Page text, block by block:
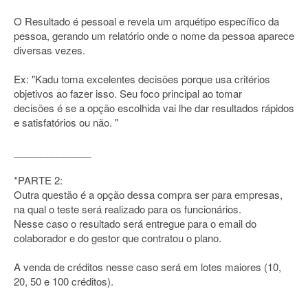
O Resultado é pessoal e revela um arquétipo específico da
pessoa, gerando um relatório onde o nome da pessoa aparece
diversas vezes.
Ex: "Kadu toma excelentes decisões porque usa critérios
objetivos ao fazer isso. Seu foco principal ao tomar
decisões é se a opção escolhida vai lhe dar resultados rápidos
e satisfatórios ou não. "
*PARTE 2:
Outra questão é a opção dessa compra ser para empresas,
na qual o teste será realizado para os funcionários.
Nesse caso o resultado será entregue para o email do
colaborador e do gestor que contratou o plano.
A venda de créditos nesse caso será em lotes maiores (10,
20, 50 e 100 créditos).